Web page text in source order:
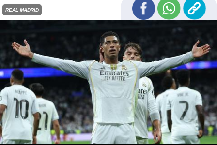
REAL MADRID